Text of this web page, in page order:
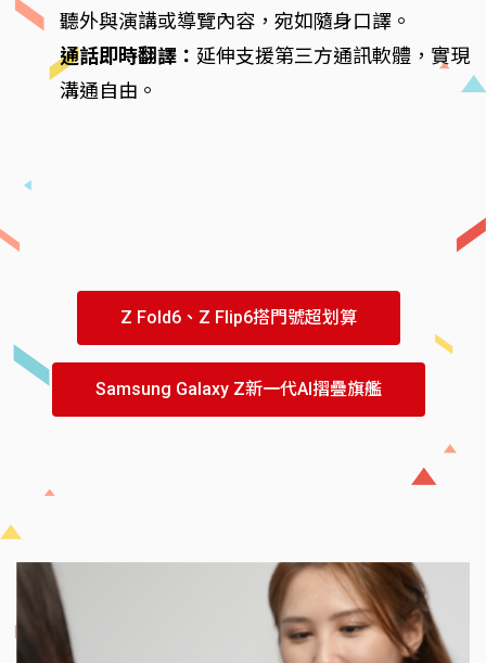
聽外與演講或導覽內容，宛如隨身口譯。
通話即時翻譯： 延伸支援第三方通訊軟體，實現
溝通自由。
Z Fold6、Z Flip6搭門號超划算
Samsung Galaxy Z新一代AI摺疊旗艦